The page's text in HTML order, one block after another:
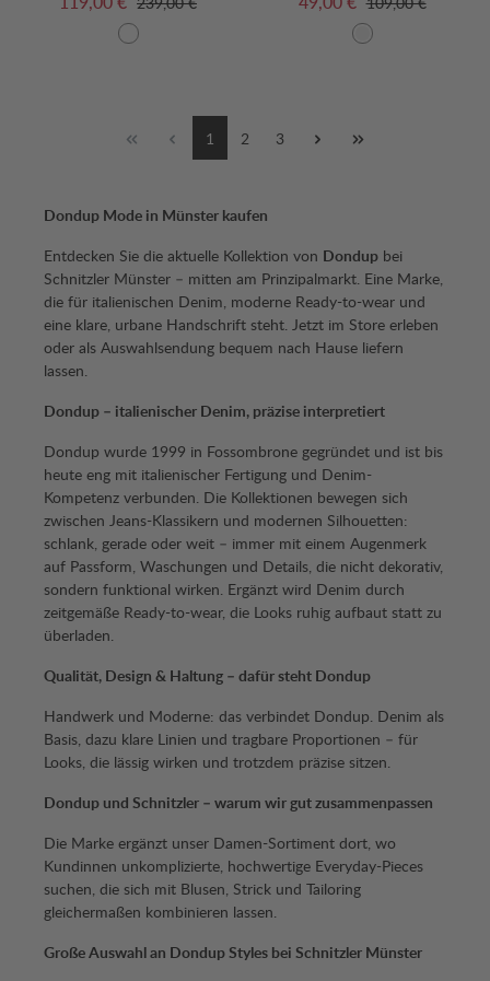
1 2 3
Dondup Mode in Münster kaufen
Entdecken Sie die aktuelle Kollektion von Dondup bei
Schnitzler Münster – mitten am Prinzipalmarkt. Eine Marke,
die für italienischen Denim, moderne Ready-to-wear und
eine klare, urbane Handschrift steht. Jetzt im Store erleben
oder als Auswahlsendung bequem nach Hause liefern
lassen.
Dondup – italienischer Denim, präzise interpretiert
Dondup wurde 1999 in Fossombrone gegründet und ist bis
heute eng mit italienischer Fertigung und Denim-
Kompetenz verbunden. Die Kollektionen bewegen sich
zwischen Jeans-Klassikern und modernen Silhouetten:
schlank, gerade oder weit – immer mit einem Augenmerk
auf Passform, Waschungen und Details, die nicht dekorativ,
sondern funktional wirken. Ergänzt wird Denim durch
zeitgemäße Ready-to-wear, die Looks ruhig aufbaut statt zu
überladen.
Qualität, Design & Haltung – dafür steht Dondup
Handwerk und Moderne: das verbindet Dondup. Denim als
Basis, dazu klare Linien und tragbare Proportionen – für
Looks, die lässig wirken und trotzdem präzise sitzen.
Dondup und Schnitzler – warum wir gut zusammenpassen
Die Marke ergänzt unser Damen-Sortiment dort, wo
Kundinnen unkomplizierte, hochwertige Everyday-Pieces
suchen, die sich mit Blusen, Strick und Tailoring
gleichermaßen kombinieren lassen.
Große Auswahl an Dondup Styles bei Schnitzler Münster